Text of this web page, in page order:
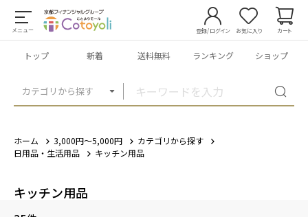
メニュー
カテゴリから探す
登録/ログイン お気に入り カート
トップ 新着 送料無料 ランキング ショップ
ホーム 3,000円～5,000円
カテゴリから探す
日用品・生活用品
キッチン用品
キッチン用品